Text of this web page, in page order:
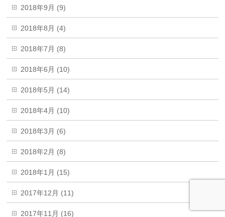
2018年9月 (9)
2018年8月 (4)
2018年7月 (8)
2018年6月 (10)
2018年5月 (14)
2018年4月 (10)
2018年3月 (6)
2018年2月 (8)
2018年1月 (15)
2017年12月 (11)
2017年11月 (16)